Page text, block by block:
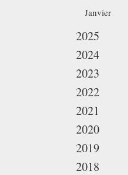
Janvier
2025
2024
2023
2022
2021
2020
2019
2018